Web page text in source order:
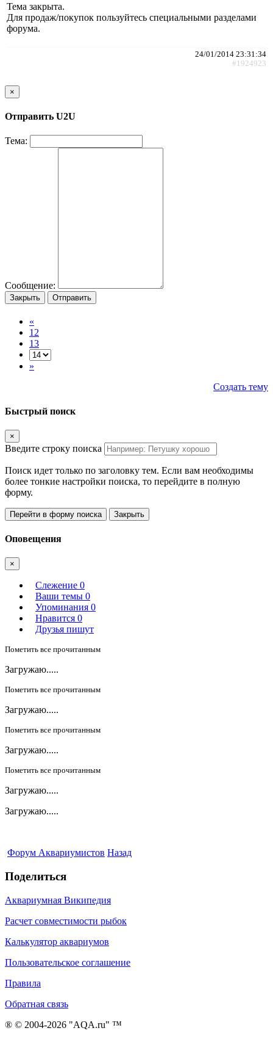
Тема закрыта.
Для продаж/покупок пользуйтесь специальными разделами
форума.
24/01/2014 23:31:34
#1924923
×
Отправить U2U
Тема:
Сообщение:
Закрыть Отправить
«
12
13
»
Создать тему
Быстрый поиск
×
Введите строку поиска
Поиск идет только по заголовку тем. Если вам необходимы
более тонкие настройки поиска, то перейдите в полную
форму.
Перейти в форму поиска Закрыть
Оповещения
×
Слежение 0
Ваши темы 0
Упоминания 0
Нравится 0
Друзья пишут
Пометить все прочитанным
Загружаю.....
Пометить все прочитанным
Загружаю.....
Пометить все прочитанным
Загружаю.....
Пометить все прочитанным
Загружаю.....
Загружаю.....
Форум Аквариумистов Назад
Поделиться
Аквариумная Википедия
Расчет совместимости рыбок
Калькулятор аквариумов
Пользовательское соглашение
Правила
Обратная связь
® © 2004-2026 "AQA.ru" ™